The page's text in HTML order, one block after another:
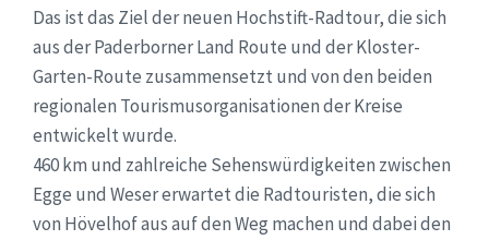
Das ist das Ziel der neuen Hochstift-Radtour, die sich
aus der Paderborner Land Route und der Kloster-
Garten-Route zusammensetzt und von den beiden
regionalen Tourismusorganisationen der Kreise
entwickelt wurde.
460 km und zahlreiche Sehenswürdigkeiten zwischen
Egge und Weser erwartet die Radtouristen, die sich
von Hövelhof aus auf den Weg machen und dabei den